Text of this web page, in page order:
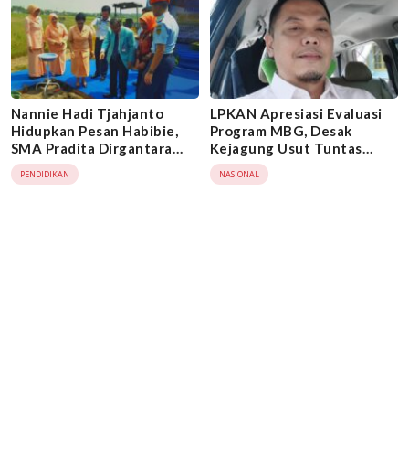
Nannie Hadi Tjahjanto
Hidupkan Pesan Habibie,
SMA Pradita Dirgantara
Cetak Generasi Indonesia
Emas 2045
PENDIDIKAN
LPKAN Apresiasi Evaluasi
Program MBG, Desak
Kejagung Usut Tuntas
Dugaan Penyimpangan
Anggaran di BGN
NASIONAL